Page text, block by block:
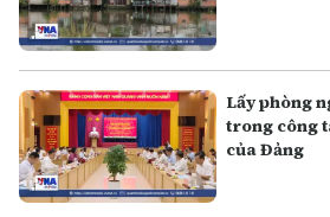
Lấy phòng
trong công
của Đảng